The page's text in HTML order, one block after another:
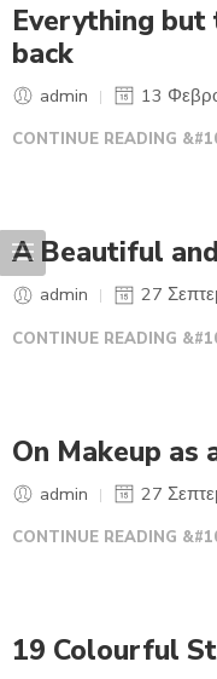
Everything but
back
admin 13
CONTINUE READING
A Beautiful
admin 27
CONTINUE READING
On Makeup as
admin 27
CONTINUE READING
19 Colourful